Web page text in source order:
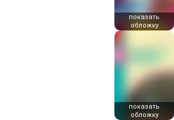
показать
обложку
показать
обложку